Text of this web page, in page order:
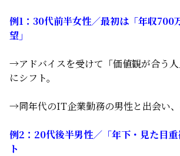
例1：30代前半女性／最初は「年収700
望」
→アドバイスを受けて「価値観が合う人
にシフト。
→同年代のIT企業勤務の男性と出会い、
例2：20代後半男性／「年下・見た目
ト